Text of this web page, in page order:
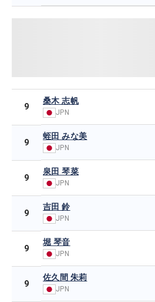
9
桑木 志帆
JPN
9
蛭田 みな美
JPN
9
泉田 琴菜
JPN
9
吉田 鈴
JPN
9
堀 琴音
JPN
9
佐久間 朱莉
JPN